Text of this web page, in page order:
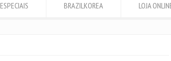
ESPECIAIS BRAZILKOREA LOJA